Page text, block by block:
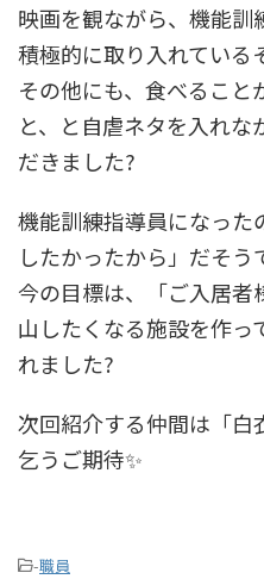
映画を観ながら、機能
積極的に取り入れている
その他にも、食べること
と、と自虐ネタを入れ
だきました?
機能訓練指導員になった
したかったから」だそう
今の目標は、「ご入居
山したくなる施設を作っ
れました?
次回紹介する仲間は「白
乞うご期待✨
-職員